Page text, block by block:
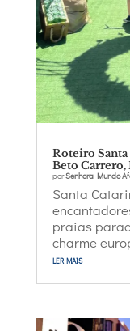
Roteiro Santa
Beto
porSenhora Mundo
Santa
praias
charme
ler mais